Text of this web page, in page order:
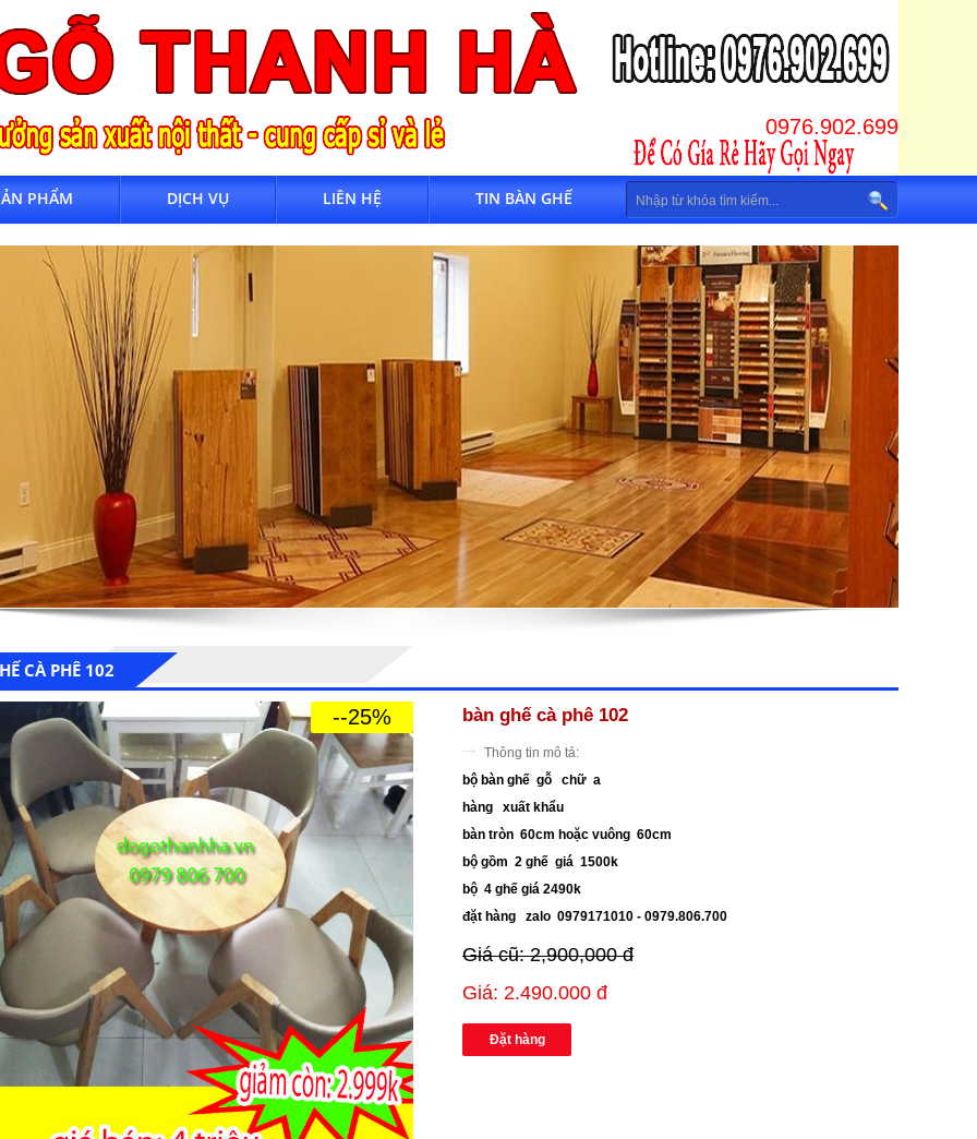
0976.902.699
PHẨM DỊCH VỤ LIÊN HỆ TIN BÀN GHẾ
CÀ PHÊ 102
--25% bàn ghế cà phê 102
Thông tin mô tả:
bộ bàn ghế gỗ chữ a
hàng xuất khẩu
bàn tròn 60cm hoặc vuông 60cm
bộ gồm 2 ghế giá 1500k
bộ 4 ghế giá 2490k
đặt hàng zalo 0979171010 - 0979.806.700
Giá cũ: 2,900,000 đ
Giá: 2.490.000 đ
Đặt hàng